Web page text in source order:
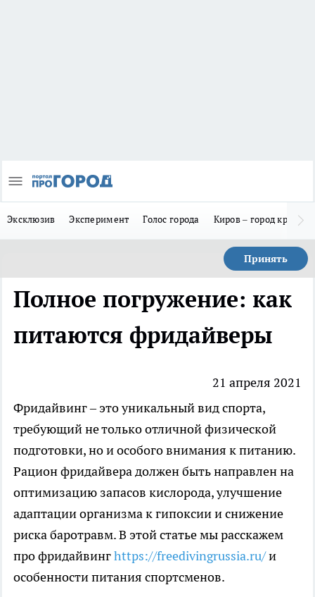
Эксклюзив Эксперимент Голос города Киров – город
Принять
Полное погружение: как
питаются фридайверы
21 апреля 2021
Фридайвинг – это уникальный вид спорта,
требующий не только отличной физической
подготовки, но и особого внимания к питанию.
Рацион фридайвера должен быть направлен на
оптимизацию запасов кислорода, улучшение
адаптации организма к гипоксии и снижение
риска баротравм. В этой статье мы расскажем
про фридайвингhttps://freedivingrussia.ru/и
особенности питания спортсменов.